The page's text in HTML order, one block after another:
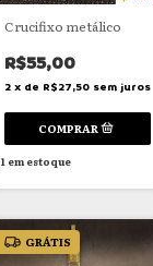
Crucifixo metálico
R$55,00
2 x de R$27,50 sem juros
1em estoque
GRÁTIS